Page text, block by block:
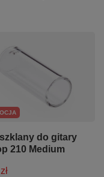
do gitary
210 Medium